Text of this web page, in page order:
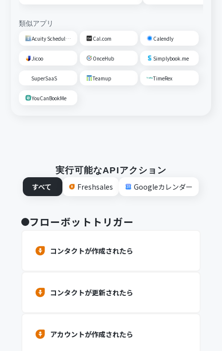
類似アプリ
Acuity Scheduling Cal.com Calendly
Jicoo OnceHub Simplybook.me
SuperSaaS Teamup TimeRex
YouCanBookMe
実行可能なAPIアクション
すべて
Freshsales Googleカレンダー
フローボットトリガー
コンタクトが作成されたら
コンタクトが更新されたら
アカウントが作成されたら